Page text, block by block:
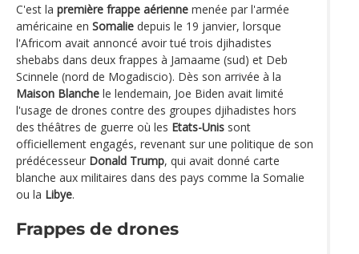
C'est la première frappe aérienne menée par l'armée
américaine en Somalie depuis le 19 janvier, lorsque
l'Africom avait annoncé avoir tué trois djihadistes
shebabs dans deux frappes à Jamaame (sud) et Deb
Scinnele (nord de Mogadiscio). Dès son arrivée à la
Maison Blanche le lendemain, Joe Biden avait limité
l'usage de drones contre des groupes djihadistes hors
des théâtres de guerre où les Etats-Unis sont
officiellement engagés, revenant sur une politique de son
prédécesseur Donald Trump, qui avait donné carte
blanche aux militaires dans des pays comme la Somalie
ou la Libye.
Frappes de drones